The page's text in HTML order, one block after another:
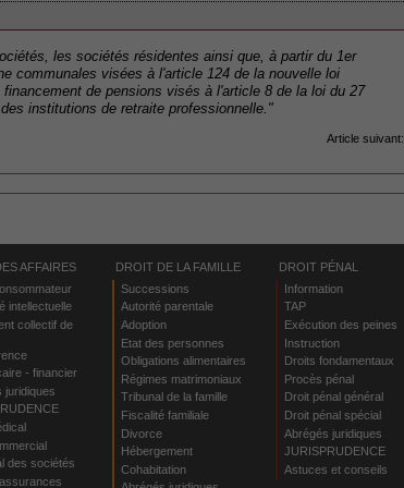
les sociétés résidentes ainsi que, à partir du 1er
communales visées à l'article 124 de la nouvelle loi
de pensions visés à l'article 8 de la loi du 27
institutions de retraite professionnelle."
Article suivant:
AFFAIRES
intellectuelle
collectif de
- financier
juridiques
des sociétés
DROIT DE LA FAMILLE
Successions
Autorité parentale
Adoption
Etat des personnes
Obligations alimentaires
Régimes matrimoniaux
Tribunal de la famille
Fiscalité familiale
Divorce
Hébergement
Cohabitation
DROIT PÉNAL
Information
TAP
Exécution des peines
Instruction
Droits fondamentaux
Procès pénal
Droit pénal général
Droit pénal spécial
Abrégés juridiques
JURISPRUDENCE
Astuces et conseils